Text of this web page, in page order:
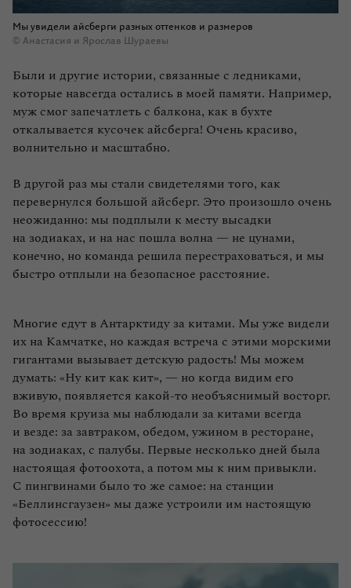
Мы увидели айсберги разных оттенков и размеров
© Анастасия и Ярослав Шураевы
Были и другие истории, связанные с ледниками,
которые навсегда остались в моей памяти. Например,
муж смог запечатлеть с балкона, как в бухте
откалывается кусочек айсберга! Очень красиво,
волнительно и масштабно.
В другой раз мы стали свидетелями того, как
перевернулся большой айсберг. Это произошло очень
неожиданно: мы подплыли к месту высадки
на зодиаках, и на нас пошла волна — не цунами,
конечно, но команда решила перестраховаться, и мы
быстро отплыли на безопасное расстояние.
Многие едут в Антарктиду за китами. Мы уже видели
их на Камчатке, но каждая встреча с этими морскими
гигантами вызывает детскую радость! Мы можем
думать: «Ну кит как кит», — но когда видим его
вживую, появляется какой‑то необъяснимый восторг.
Во время круиза мы наблюдали за китами всегда
и везде: за завтраком, обедом, ужином в ресторане,
на зодиаках, с палубы. Первые несколько дней была
настоящая фотоохота, а потом мы к ним привыкли.
С пингвинами было то же самое: на станции
«Беллинсгаузен» мы даже устроили им настоящую
фотосессию!